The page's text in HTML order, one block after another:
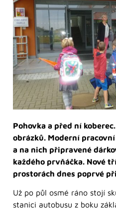
Pohovka a před ní
obrázků. Moderní
a na nich připravené
každého prvňáčka. Nové
prostorách dnes poprvé
Už po půl osmé ráno stojí
stanici autobusu z boku